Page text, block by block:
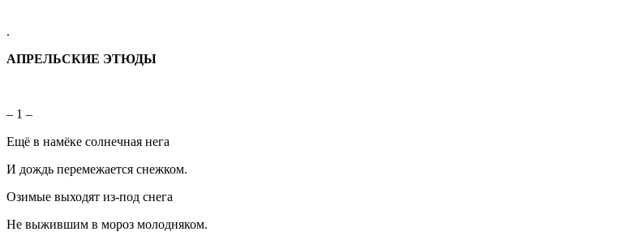
.
АПРЕЛЬСКИЕ ЭТЮДЫ
– 1 –
Ещё в намёке солнечная нега
И дождь перемежается снежком.
Озимые выходят из-под снега
Не выжившим в мороз молодняком.